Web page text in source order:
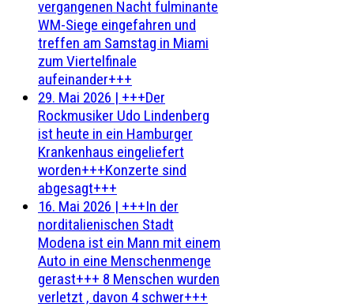
vergangenen Nacht fulminante
WM-Siege eingefahren und
treffen am Samstag in Miami
zum Viertelfinale
aufeinander+++
29. Mai 2026 | +++Der
Rockmusiker Udo Lindenberg
ist heute in ein Hamburger
Krankenhaus eingeliefert
worden+++Konzerte sind
abgesagt+++
16. Mai 2026 | +++In der
norditalienischen Stadt
Modena ist ein Mann mit einem
Auto in eine Menschenmenge
gerast+++ 8 Menschen wurden
verletzt , davon 4 schwer+++